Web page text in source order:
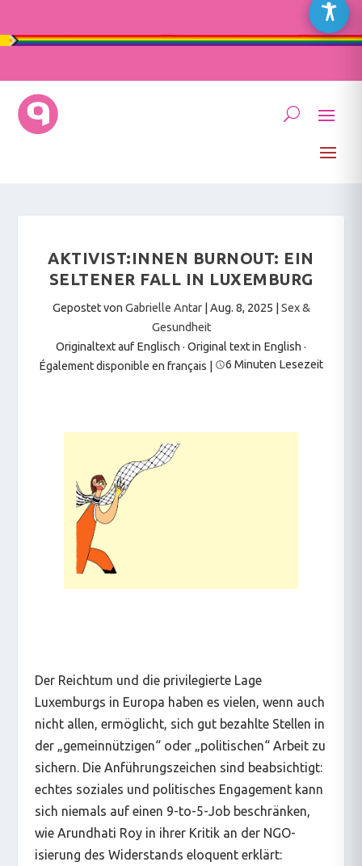
AKTIVIST:INNEN BURNOUT: EIN
SELTENER FALL IN LUXEMBURG
Gepostet von Gabrielle Antar| Aug. 8, 2025
Sex &
Gesundheit
Originaltext auf Englisch · Original text in English ·
Également disponible en français
6 Minuten Lesezeit
Der Reichtum und die privilegierte Lage
Luxemburgs in Europa haben es vielen, wenn auch
nicht allen, ermöglicht, sich gut bezahlte Stellen in
der
gemeinnützigen“oder politischen“Arbeit zu
sichern. Die Anführungszeichen sind beabsichtigt:
echtes soziales und politisches Engagement kann
sich niemals auf einen 9-to-5-Job beschränken,
wie Arundhati Roy in ihrer Kritik an der NGO-
isierung des Widerstands eloquent erklärt: